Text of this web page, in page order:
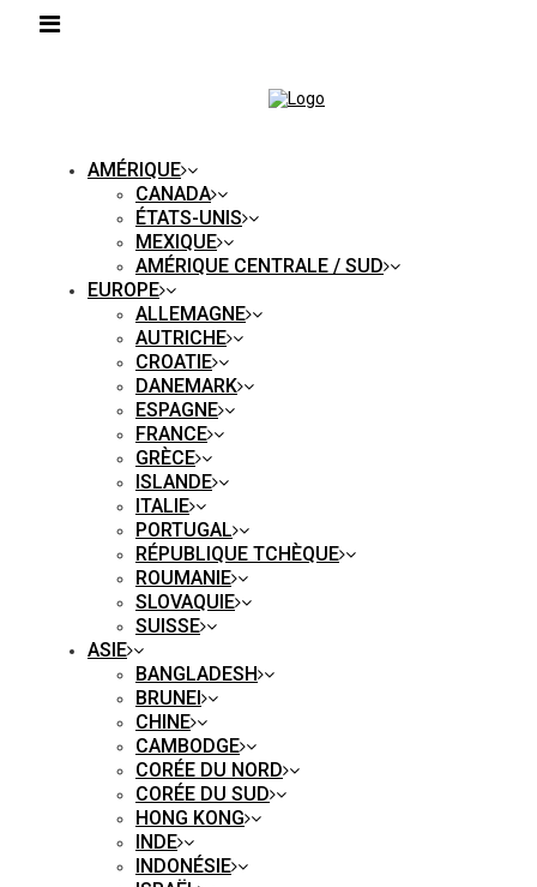
AMÉRIQUE
CANADA
ÉTATS-UNIS
MEXIQUE
AMÉRIQUE CENTRALE / SUD
EUROPE
ALLEMAGNE
AUTRICHE
CROATIE
DANEMARK
ESPAGNE
FRANCE
GRÈCE
ISLANDE
ITALIE
PORTUGAL
RÉPUBLIQUE TCHÈQUE
ROUMANIE
SLOVAQUIE
SUISSE
ASIE
BANGLADESH
BRUNEI
CHINE
CAMBODGE
CORÉE DU NORD
CORÉE DU SUD
HONG KONG
INDE
INDONÉSIE